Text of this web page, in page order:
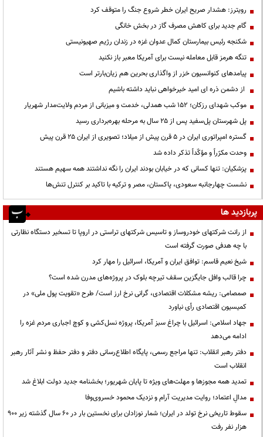
رویترز: هشدار صریح ایران خطر شروع جنگ را متوقف کرد
گام جدید برای کاهش مصرف گاز در بخش خانگی
شکنجه رئیس بیمارستان کمال عدوان غزه در زندان رژیم صهیونیستی
تنگه هرمز قابل معامله نیست برای آمریکا معبر باز نکنید
پیامدهای کنوانسیون خزر از واگذاری بحرین هم زیان‌بارتر است
از دشمن ذره ای امید خیرخواهی نباید داشته باشیم
موکب شهدای رزکان؛ ۱۵۲ شب همدلی، خدمت و میزبانی از مردم ولایت‌مدار شهریار
پل شهرستان پل‌سفید پس از ۲۵ سال به مرحله بهره‌برداری رسید
گستره امپراتوری ایران در ۵ قرن پیش از میلاد؛ تصویری از ایران ۲۵ قرن پیش
وحدت مکرّراً و مؤکّداً تذکر داده شد
پزشکیان: تنها کسانی که در خیابان بودند ایران را نگه نداشتند همه سهیم هستند
نشست چهارجانبه سعودی، پاکستان، مصر و ترکیه با تاکید بر کنترل تنش‌ها
پربازدید ها
از رانت‌ شرکتهای خودروساز و تاسیس شرکتهای تراستی در اروپا تا تسخیر دستگاه نظارتی
با چه هدفی صورت گرفته است
شیخ نعیم قاسم: توافق ایران و آمریکا، اسرائیل را مهار کرد
چرا قالب وافل جایگزین سقف تیرچه بلوک در پروژه‌های مدرن شده است؟
صمصامی: ریشه مشکلات اقتصادی، گرانی نرخ ارز است/ طرح «تقویت پول ملی» در
کمیسیون اقتصادی رأی نیاورد
جهاد اسلامی: اسرائیل با چراغ سبز آمریکا، پروژه نسل‌کشی و کوچ اجباری مردم غزه را
ادامه می‌دهد
دفتر رهبر انقلاب: تنها مراجع رسمی، پایگاه اطلاع‌رسانی دفتر و دفتر حفظ و نشر آثار رهبر
انقلاب است
تمدید همه مجوزها و مهلت‌های ویژه تا پایان شهریور؛ بخشنامه جدید دولت ابلاغ شد
مدالِ اعتماد؛ روایت مدیریت آرام و نزدیک محمود خسروی‌وفا
سقوط تاریخی نرخ تولد در ایران؛ شمار نوزادان برای نخستین بار در ۶۰ سال گذشته زیر ۹۰۰
هزار نفر رفت